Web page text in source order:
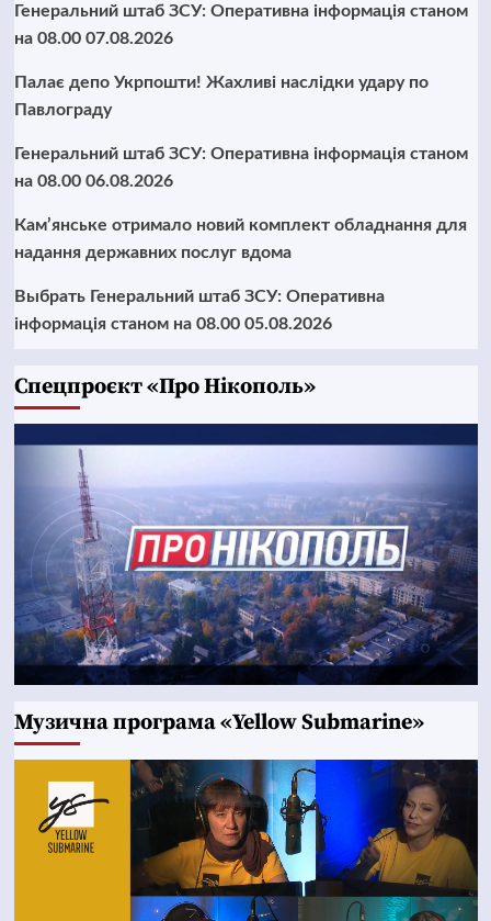
Генеральний штаб ЗСУ: Оперативна інформація станом
на 08.00 07.08.2026
Палає депо Укрпошти! Жахливі наслідки удару по
Павлограду
Генеральний штаб ЗСУ: Оперативна інформація станом
на 08.00 06.08.2026
Кам’янське отримало новий комплект обладнання для
надання державних послуг вдома
Выбрать Генеральний штаб ЗСУ: Оперативна
інформація станом на 08.00 05.08.2026
Cпецпроєкт «Про Нікополь»
Музична програма «Yellow Submarine»